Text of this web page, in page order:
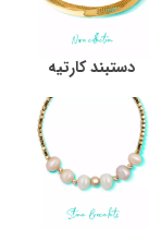
دستبند کارتیه